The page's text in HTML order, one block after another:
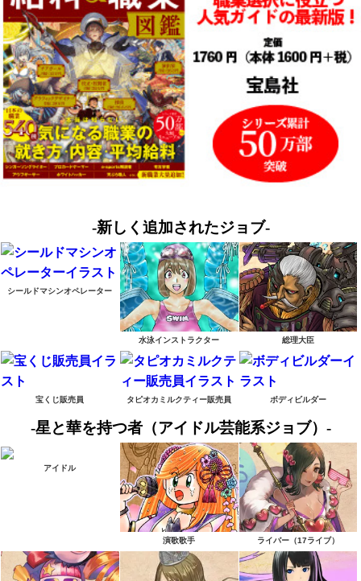
-新しく追加されたジョブ-
シールドマシンオペレーター
水泳インストラクター 総理大臣
宝くじ販売員 タピオカミルクティー販売員 ボディビルダー
-星と華を持つ者（アイドル芸能系ジョブ）-
アイドル
演歌歌手 ライバー（17ライブ）